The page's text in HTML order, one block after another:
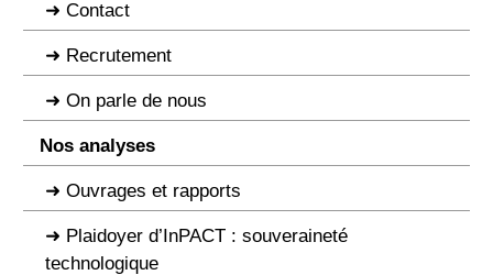
Contact
Recrutement
On parle de nous
Nos analyses
Ouvrages et rapports
Plaidoyer d’InPACT : souveraineté
technologique